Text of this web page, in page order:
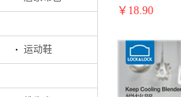
运动鞋
￥ 18.90